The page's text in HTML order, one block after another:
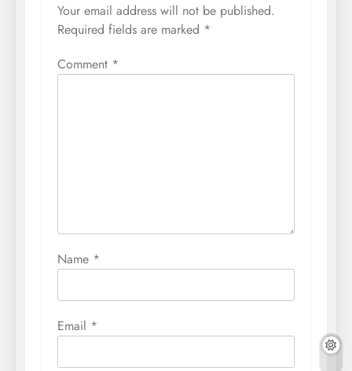
Your email address will not be published.
Required fields are marked *
Comment *
Name *
Email *